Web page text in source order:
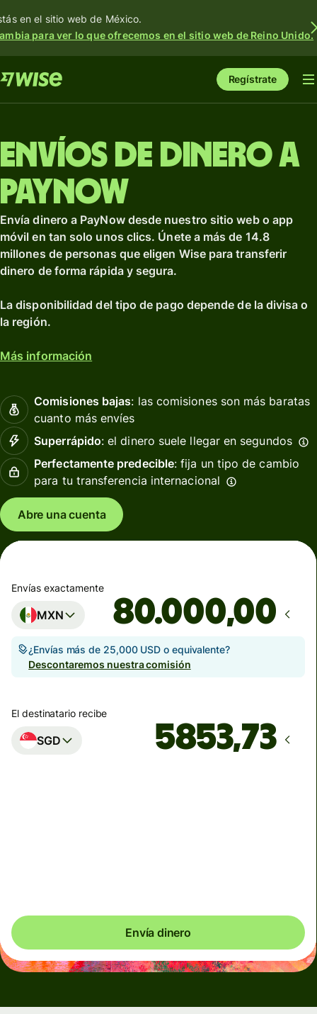
en el sitio web de México.
para ver lo que ofrecemos en el sitio web de Reino Unido.
Regístrate
Envíos de dinero a
PayNow
Envía dinero a PayNow desde nuestro sitio web o app
móvil en tan solo unos clics. Únete a más de 14.8
millones de personas que eligen Wise para transferir
dinero de forma rápida y segura.
La disponibilidad del tipo de pago depende de la divisa o
la región.
Más información
Comisiones bajas: las comisiones son más baratas
cuanto más envíes
Superrápido: el dinero suele llegar en segundos
Perfectamente predecible: fija un tipo de cambio
para tu transferencia internacional
Abre una cuenta
Envías exactamente
MXN ,00
¿Envías más de 25,000 USD o equivalente?
Descontaremos nuestra comisión
El destinatario recibe
SGD
Envía dinero